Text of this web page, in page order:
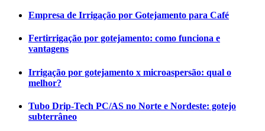
Empresa de Irrigação por Gotejamento para Café
Fertirrigação por gotejamento: como funciona e
vantagens
Irrigação por gotejamento x microaspersão: qual o
melhor?
Tubo Drip-Tech PC/AS no Norte e Nordeste: gotejo
subterrâneo